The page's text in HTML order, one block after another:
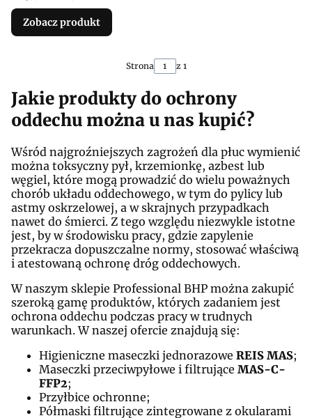
Zobacz produkt
Strona z 1
Jakie produkty do ochrony
oddechu można u nas kupić?
Wśród najgroźniejszych zagrożeń dla płuc wymienić
można toksyczny pył, krzemionkę, azbest lub
węgiel, które mogą prowadzić do wielu poważnych
chorób układu oddechowego, w tym do pylicy lub
astmy oskrzelowej, a w skrajnych przypadkach
nawet do śmierci. Z tego względu niezwykle istotne
jest, by w środowisku pracy, gdzie zapylenie
przekracza dopuszczalne normy, stosować właściwą
i atestowaną ochronę dróg oddechowych.
W naszym sklepie Professional BHP można zakupić
szeroką gamę produktów, których zadaniem jest
ochrona oddechu podczas pracy w trudnych
warunkach. W naszej ofercie znajdują się:
Higieniczne maseczki jednorazowe REIS MAS;
Maseczki przeciwpyłowe i filtrujące MAS-C-
FFP2;
Przyłbice ochronne;
Półmaski filtrujące zintegrowane z okularami